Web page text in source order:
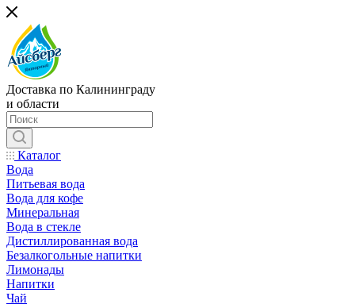
Доставка по Калининграду
и области
Каталог
Вода
Питьевая вода
Вода для кофе
Минеральная
Вода в стекле
Дистиллированная вода
Безалкогольные напитки
Лимонады
Напитки
Чай